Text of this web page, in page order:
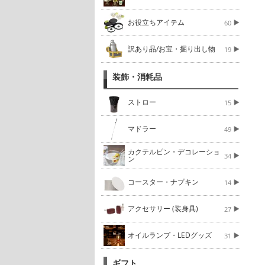
お役立ちアイテム 60
訳あり品/お宝・掘り出し物 19
装飾・消耗品
ストロー 15
マドラー 49
カクテルピン・デコレーショ
ン 34
コースター・ナプキン 14
アクセサリー (装身具) 27
オイルランプ・LEDグッズ 31